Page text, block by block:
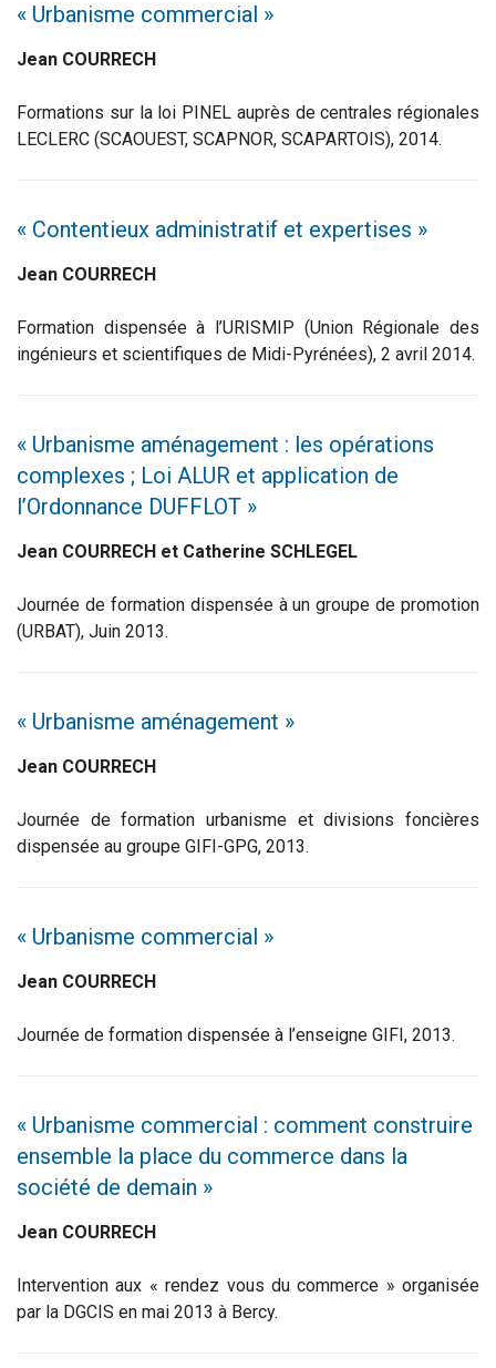
« Urbanisme commercial »
Jean COURRECH
Formations sur la loi PINEL auprès de centrales régionales
LECLERC (SCAOUEST, SCAPNOR, SCAPARTOIS), 2014.
« Contentieux administratif et expertises »
Jean COURRECH
Formation dispensée à l’URISMIP (Union Régionale des
ingénieurs et scientifiques de Midi-Pyrénées), 2 avril 2014.
« Urbanisme aménagement : les opérations
complexes ; Loi ALUR et application de
l’Ordonnance DUFFLOT »
Jean COURRECH et Catherine SCHLEGEL
Journée de formation dispensée à un groupe de promotion
(URBAT), Juin 2013.
« Urbanisme aménagement »
Jean COURRECH
Journée de formation urbanisme et divisions foncières
dispensée au groupe GIFI-GPG, 2013.
« Urbanisme commercial »
Jean COURRECH
Journée de formation dispensée à l’enseigne GIFI, 2013.
« Urbanisme commercial : comment construire
ensemble la place du commerce dans la
société de demain »
Jean COURRECH
Intervention aux « rendez vous du commerce » organisée
par la DGCIS en mai 2013 à Bercy.